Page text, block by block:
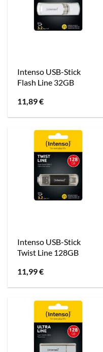
Intenso USB-Stick
Flash Line 32GB
11,89€
Intenso USB-Stick
Twist Line 128GB
11,99€